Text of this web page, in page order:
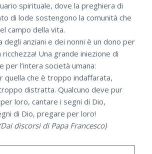
spirituale, dove la preghiera di
di lode sostengono la comunità che
campo della vita.
degli anziani e dei nonni è un dono per
ricchezza! Una grande iniezione di
per l’intera società umana:
che è troppo indaffarata,
distratta. Qualcuno deve pur
loro, cantare i segni di Dio,
segni di Dio, pregare per loro!
discorsi di Papa Francesco)